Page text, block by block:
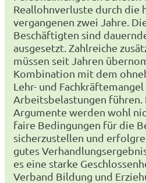
Reallohnverluste durch die
vergangenen zwei Jahre.
Beschäftigten sind
ausgesetzt. Zahlreiche
müssen seit Jahren
Kombination mit dem
Lehr- und
Arbeitsbelastungen führen.
Argumente werden wohl
faire Bedingungen für die
sicherzustellen und
gutes
es eine starke
Verband Bildung und